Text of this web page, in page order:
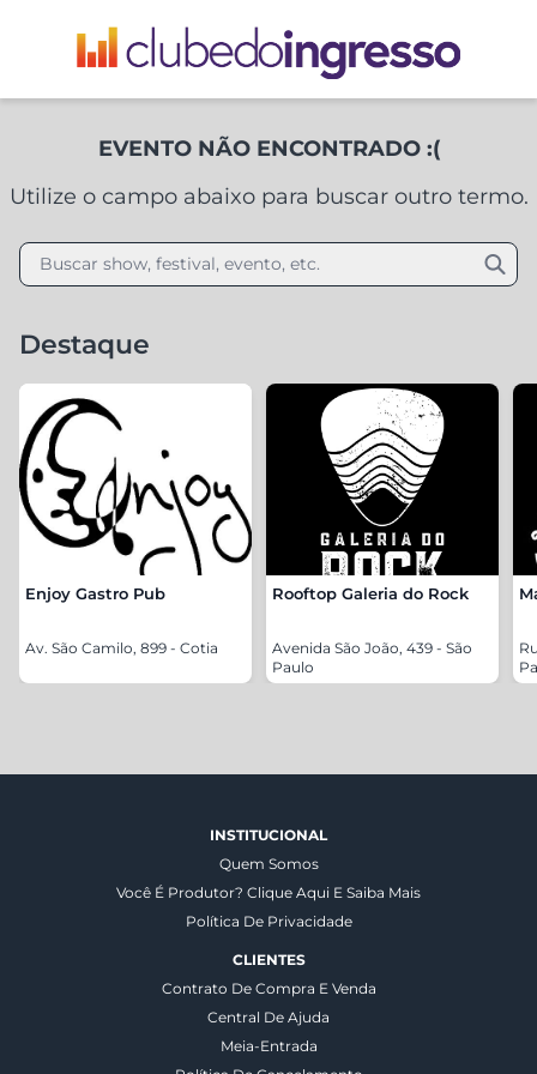
EVENTO NÃO ENCONTRADO :(
Utilize o campo abaixo para buscar outro termo.
Buscar show, festival, evento, etc.
Destaque
Enjoy Gastro Pub
Av. São Camilo, 899 - Cotia
Rooftop Galeria do Rock
Avenida São João, 439 - São
Paulo
INSTITUCIONAL
Quem Somos
Você É Produtor? Clique Aqui E Saiba Mais
Política De Privacidade
CLIENTES
Contrato De Compra E Venda
Central De Ajuda
Meia-Entrada